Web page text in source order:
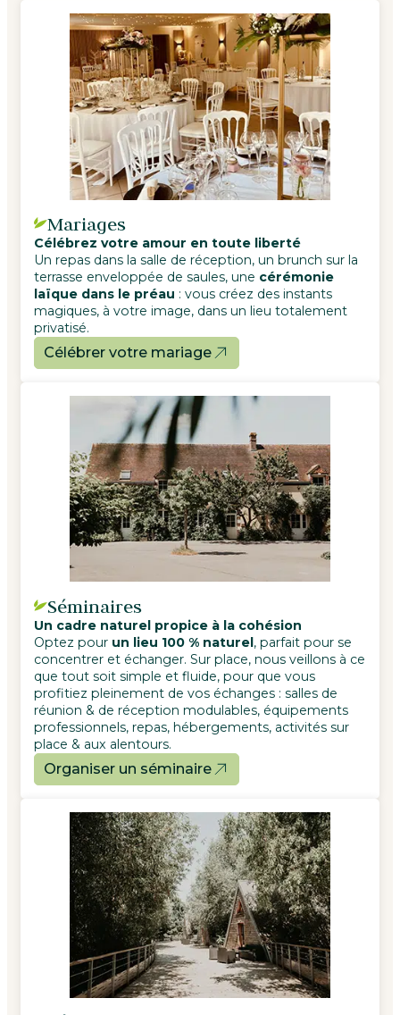
Mariages
Célébrez votre amour en toute liberté
Un repas dans la salle de réception, un brunch sur la
terrasse enveloppée de saules, une cérémonie
laïque dans le préau : vous créez des instants
magiques, à votre image, dans un lieu totalement
privatisé.
Célébrer votre mariage
Séminaires
Un cadre naturel propice à la cohésion
Optez pour un lieu 100 % naturel, parfait pour se
concentrer et échanger. Sur place, nous veillons à ce
que tout soit simple et fluide, pour que vous
profitiez pleinement de vos échanges : salles de
réunion & de réception modulables, équipements
professionnels, repas, hébergements, activités sur
place & aux alentours.
Organiser un séminaire